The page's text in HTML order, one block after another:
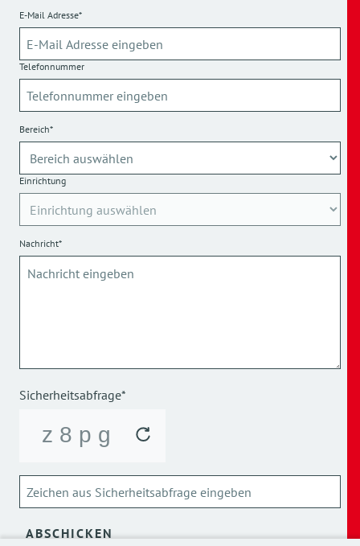
E-Mail Adresse*
Telefonnummer
Bereich*
Einrichtung
Nachricht*
Sicherheitsabfrage*
ABSCHICKEN